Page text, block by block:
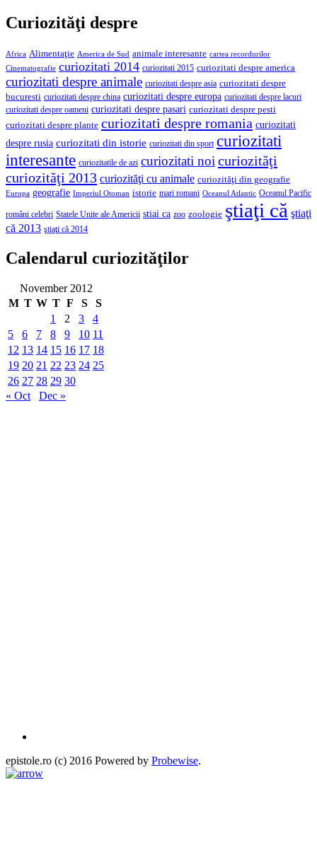
Curiozităţi despre
Africa Alimentaţie America de Sud animale interesante cartea recordurilor
Cinematografie curiozitati 2014 curiozitati 2015 curiozitati despre america
curiozitati despre animale curiozitati despre asia curiozitati despre
bucuresti curiozitati despre china curiozitati despre europa curiozitati despre lacuri
curiozitati despre oameni curiozitati despre pasari curiozitati despre pesti
curiozitati despre plante curiozitati despre romania curiozitati
despre rusia curiozitati din istorie curiozitati din sport curiozitati
interesante curiozitatile de azi curiozitati noicuriozităţi
curiozităţi 2013 curiozităţi cu animale curiozităţi din geografie
Europa geografie Imperiul Otoman istorie mari romani Oceanul Atlantic Oceanul Pacific
români celebri Statele Unite ale Americii stiai ca zoo zoologie ştiaţi că ştiaţi
că 2013 ştiaţi că 2014
Calendarul curiozităţilor
November 2012
M T W T F S
S
1
2 3
4
5
6 7 8 9 10 11
12 13 14 15 16 17 18
19 20 21 22 23 24 25
26 27 28 29 30
« Oct
Dec »
epistole.ro (c) 2016 Powered by Probewise.